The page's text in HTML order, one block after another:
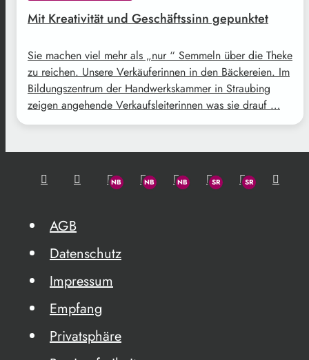
Mit Kreativität und Geschäftssinn gepunktet
Sie machen viel mehr als „nur “ Semmeln über die Theke
zu reichen. Unsere Verkäuferinnen in den Bäckereien. Im
Bildungszentrum der Handwerkskammer in Straubing
zeigen angehende Verkaufsleiterinnen was sie drauf …
AGB
Datenschutz
Impressum
Empfang
Privatsphäre